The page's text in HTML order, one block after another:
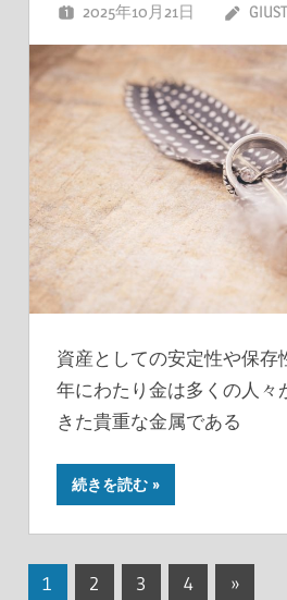
2025年10月21日
資産としての安定性や保存
年にわたり金は多くの人々
きた貴重な金属である
続きを読む
投
1 2 3 4
次
»